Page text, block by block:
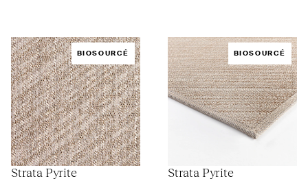
BIOSOURCÉ
Strata Pyrite
BIOSOURCÉ
Strata Pyrite